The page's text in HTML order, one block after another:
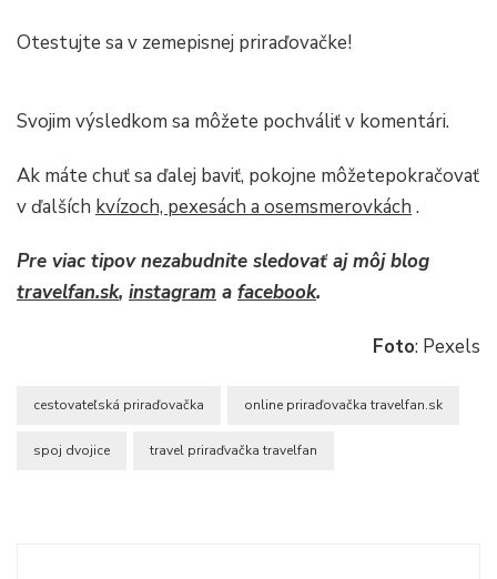
Otestujte sa v zemepisnej priraďovačke!
Svojim výsledkom sa môžete pochváliť v komentári.
Ak máte chuť sa ďalej baviť, pokojne môžetepokračovať
v ďalších kvízoch, pexesách a osemsmerovkách .
Pre viac tipov nezabudnite sledovať aj môj blog
travelfan.sk, instagram a facebook.
Foto: Pexels
cestovateľská priraďovačka online priraďovačka travelfan.sk
spoj dvojice travel priraďvačka travelfan